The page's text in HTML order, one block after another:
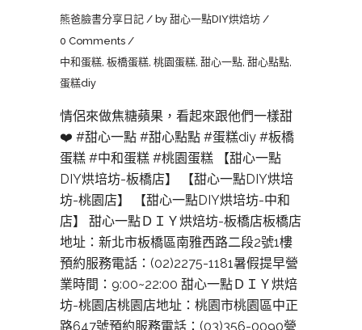
熊爸臉書分享日記 by 甜心一點DIY烘焙坊
0 Comments
中和蛋糕, 板橋蛋糕, 桃園蛋糕, 甜心一點, 甜心點點,
蛋糕diy
情侶來做焦糖蘋果，看起來跟他們一樣甜
❤️ #甜心一點 #甜心點點 #蛋糕diy #板橋
蛋糕 #中和蛋糕 #桃園蛋糕 【甜心一點
DIY烘培坊-板橋店】 【甜心一點DIY烘培
坊-桃園店】 【甜心一點DIY烘培坊-中和
店】 甜心一點ＤＩＹ烘焙坊-板橋店板橋店
地址：新北市板橋區南雅西路二段2號1樓
預約服務電話：(02)2275-1181暑假提早營
業時間：9:00~22:00 甜心一點ＤＩＹ烘焙
坊-桃園店桃園店地址：桃園市桃園區中正
路647號預約服務電話：(03)356-0090營